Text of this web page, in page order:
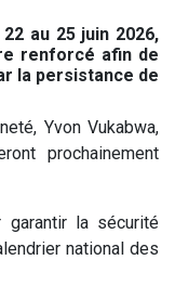
au 25 juin 2026,
renforcé afin de
la persistance de
Yvon Vukabwa,
prochainement
la sécurité
national des